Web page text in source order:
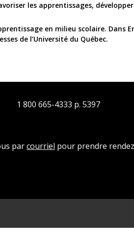
les apprentissages,
en milieu scolaire. Dans
de l’Université du Québec.
1 800 665-4333 p. 5397
parcourriel pour prendre